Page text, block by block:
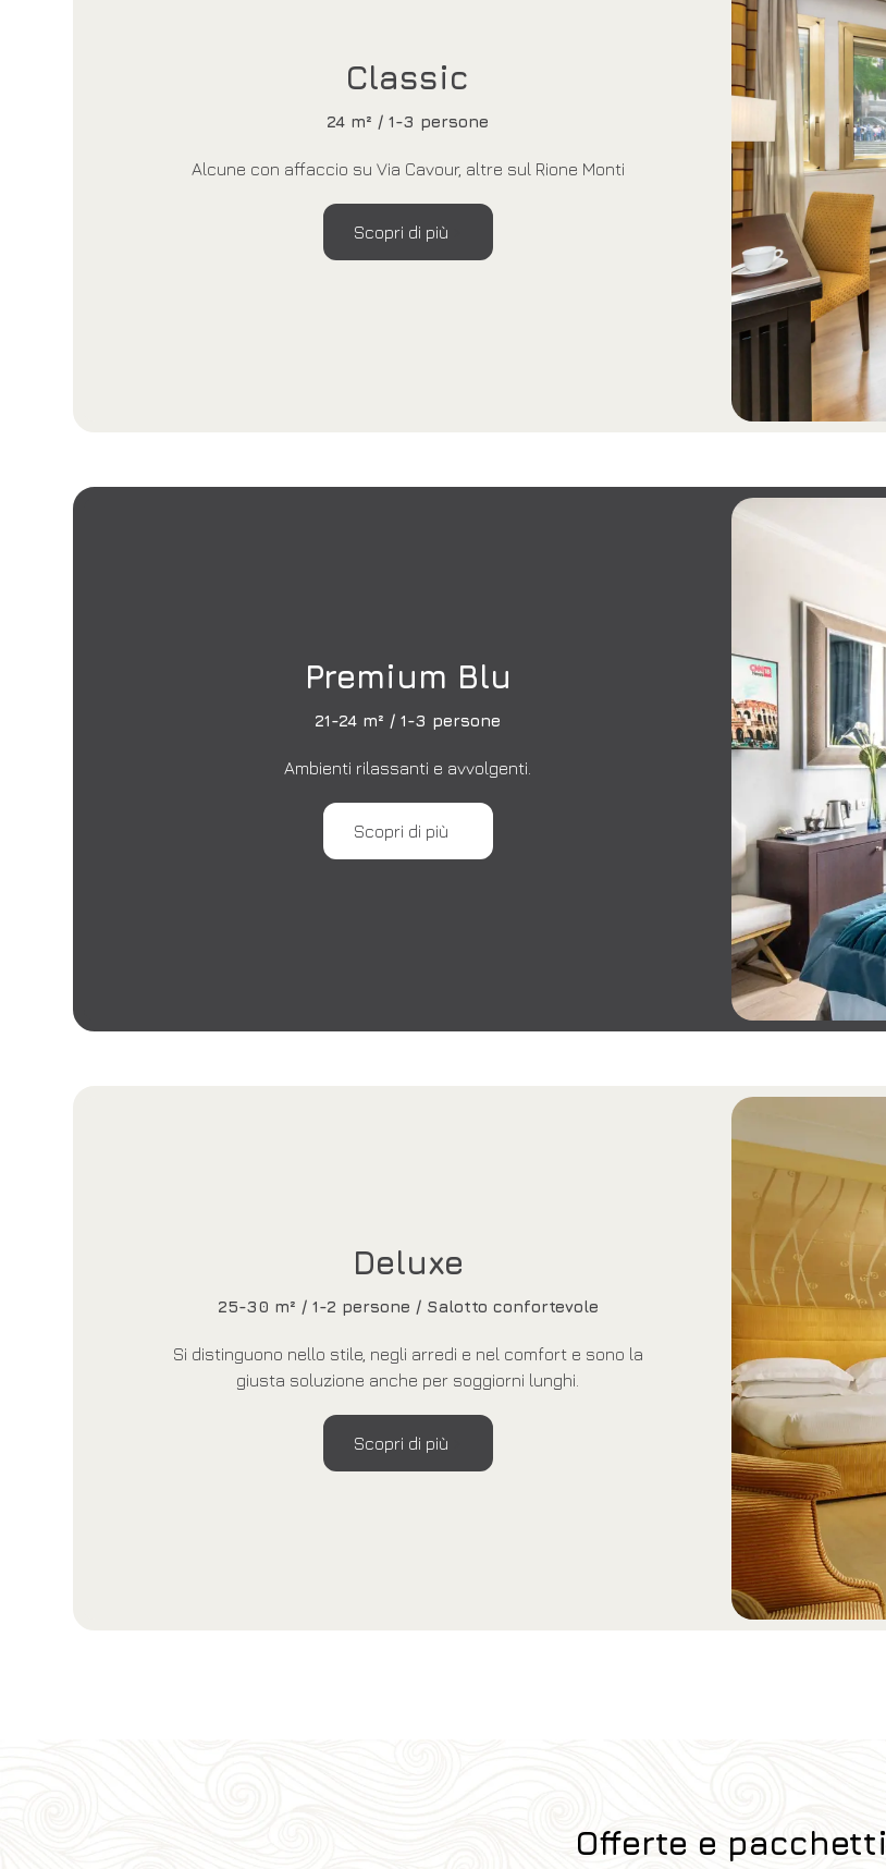
Classic
24 m² / 1-3 persone
Alcune con affaccio su Via Cavour, altre sul Rione Monti
Scopri di più
Premium Blu
21-24 m² / 1-3 persone
Ambienti rilassanti e avvolgenti.
Scopri di più
Deluxe
25-30 m² / 1-2 persone / Salotto confortevole
Si distinguono nello stile, negli arredi e nel comfort e sono la
giusta soluzione anche per soggiorni lunghi.
Scopri di più
Offerte e pacchetti